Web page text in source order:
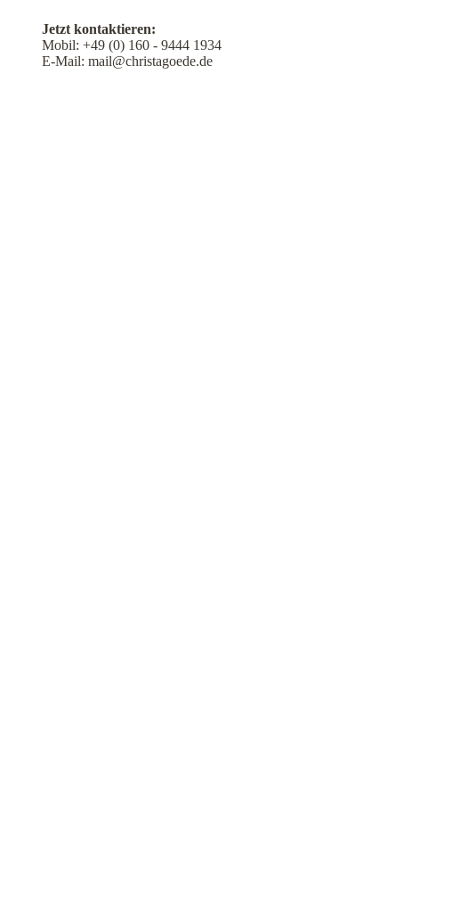
Jetzt kontaktieren:
Mobil:+49 (0) 160 - 9444 1934
E-Mail:mail@christagoede.de